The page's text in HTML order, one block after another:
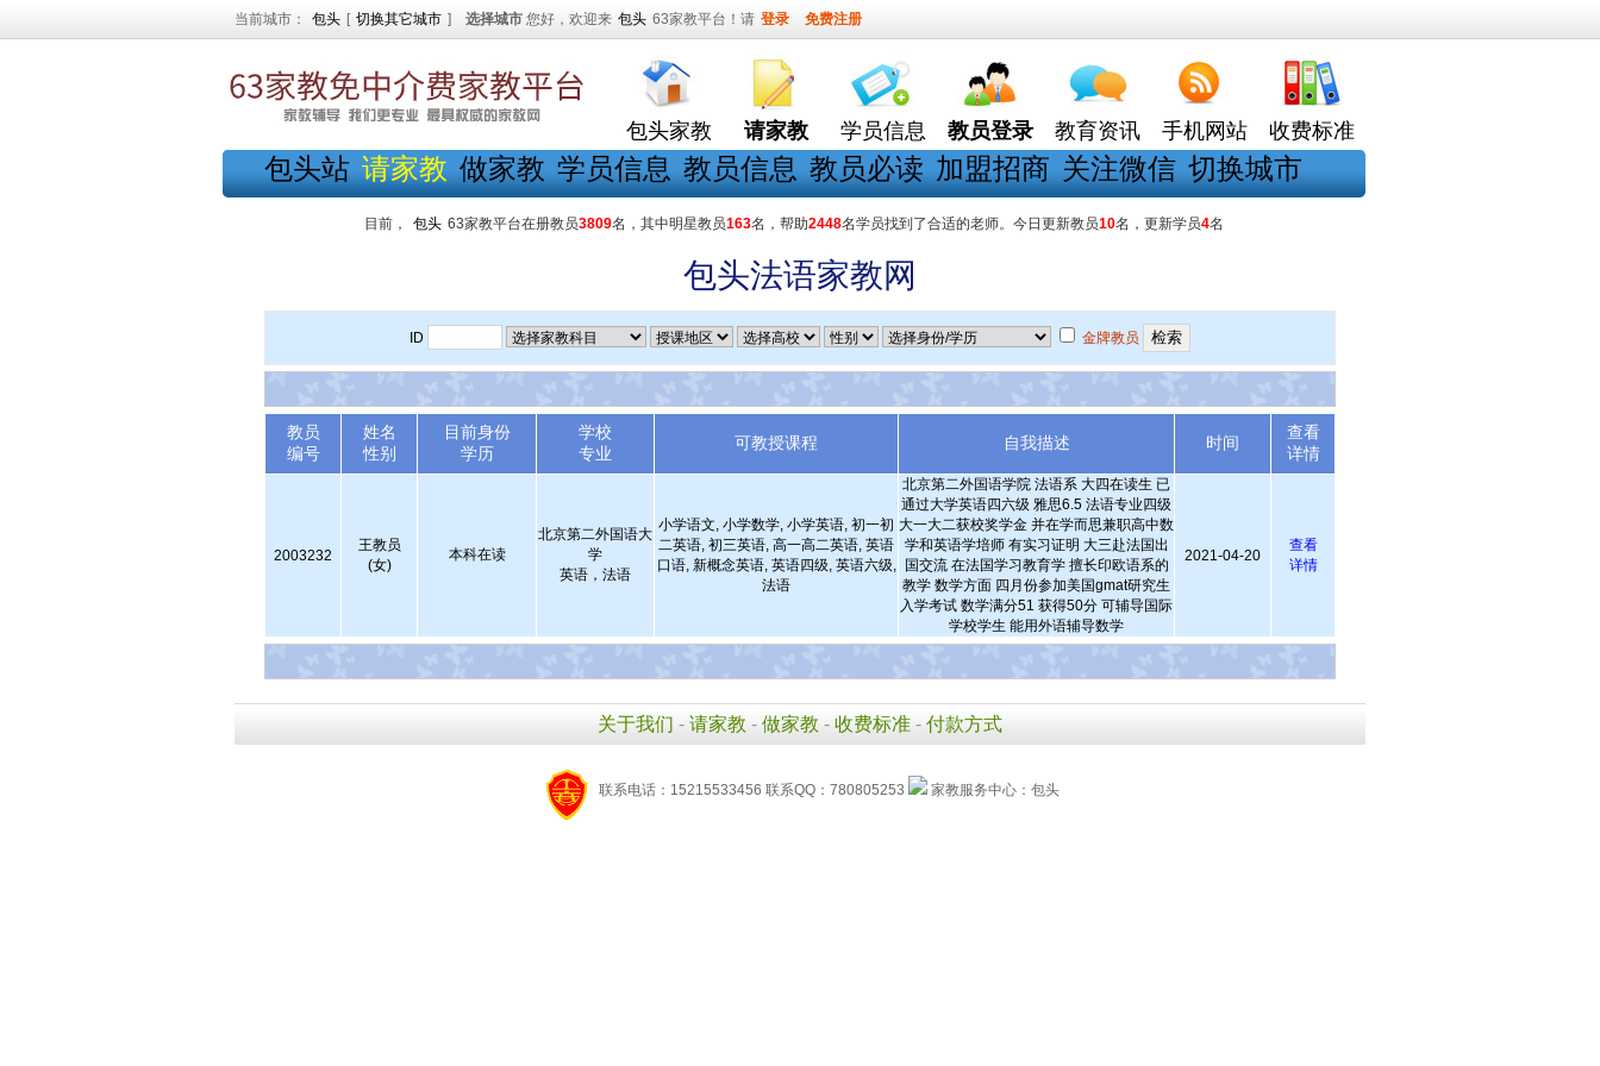
当前城市： 包头 [ 切换其它城市 ] 选择城市 您好，欢迎来 包头 63家教平台！请 登录 免费注册
包头家教 请家教 学员信息 教员登录 教育资讯 手机网站 收费标准
包头站 请家教 做家教 学员信息 教员信息 教员必读 加盟招商 关注微信 切换城市
目前， 包头 63家教平台在册教员3809名，其中明星教员163名，帮助2448名学员找到了合适的老师。今日更新教员10名，更新学员4名
包头法语家教网
ID 金牌教员
教员
编号
姓名
性别
目前身份
学历
学校
专业
可教授课程 自我描述 时间
查看
详情
2003232
王教员
(女)
本科在读
北京第二外国语大
学
英语，法语
小学语文, 小学数学, 小学英语, 初一初
二英语, 初三英语, 高一高二英语, 英语
口语, 新概念英语, 英语四级, 英语六级,
法语
北京第二外国语学院 法语系 大四在读生 已
通过大学英语四六级 雅思6.5 法语专业四级
大一大二获校奖学金 并在学而思兼职高中数
学和英语学培师 有实习证明 大三赴法国出
国交流 在法国学习教育学 擅长印欧语系的
教学 数学方面 四月份参加美国gmat研究生
入学考试 数学满分51 获得50分 可辅导国际
学校学生 能用外语辅导数学
2021-04-20
查看
详情
关于我们 - 请家教 - 做家教 - 收费标准 - 付款方式
联系电话：15215533456 联系QQ：780805253 家教服务中心：包头